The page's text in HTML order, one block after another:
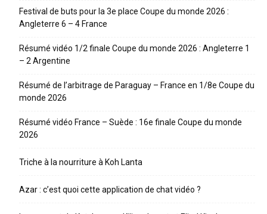
Festival de buts pour la 3e place Coupe du monde 2026 :
Angleterre 6 – 4 France
Résumé vidéo 1/2 finale Coupe du monde 2026 : Angleterre 1
– 2 Argentine
Résumé de l’arbitrage de Paraguay – France en 1/8e Coupe du
monde 2026
Résumé vidéo France – Suède : 16e finale Coupe du monde
2026
Triche à la nourriture à Koh Lanta
Azar : c’est quoi cette application de chat vidéo ?